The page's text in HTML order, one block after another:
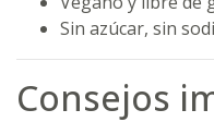
Sin azúcar, sin
Consejos